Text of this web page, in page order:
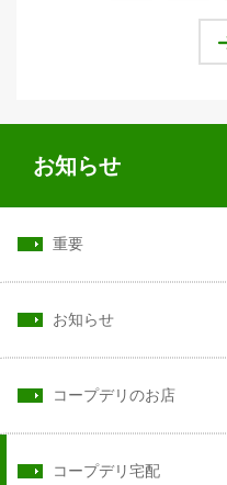
お知らせ
重要
お知らせ
コープデリのお店
コープデリ宅配